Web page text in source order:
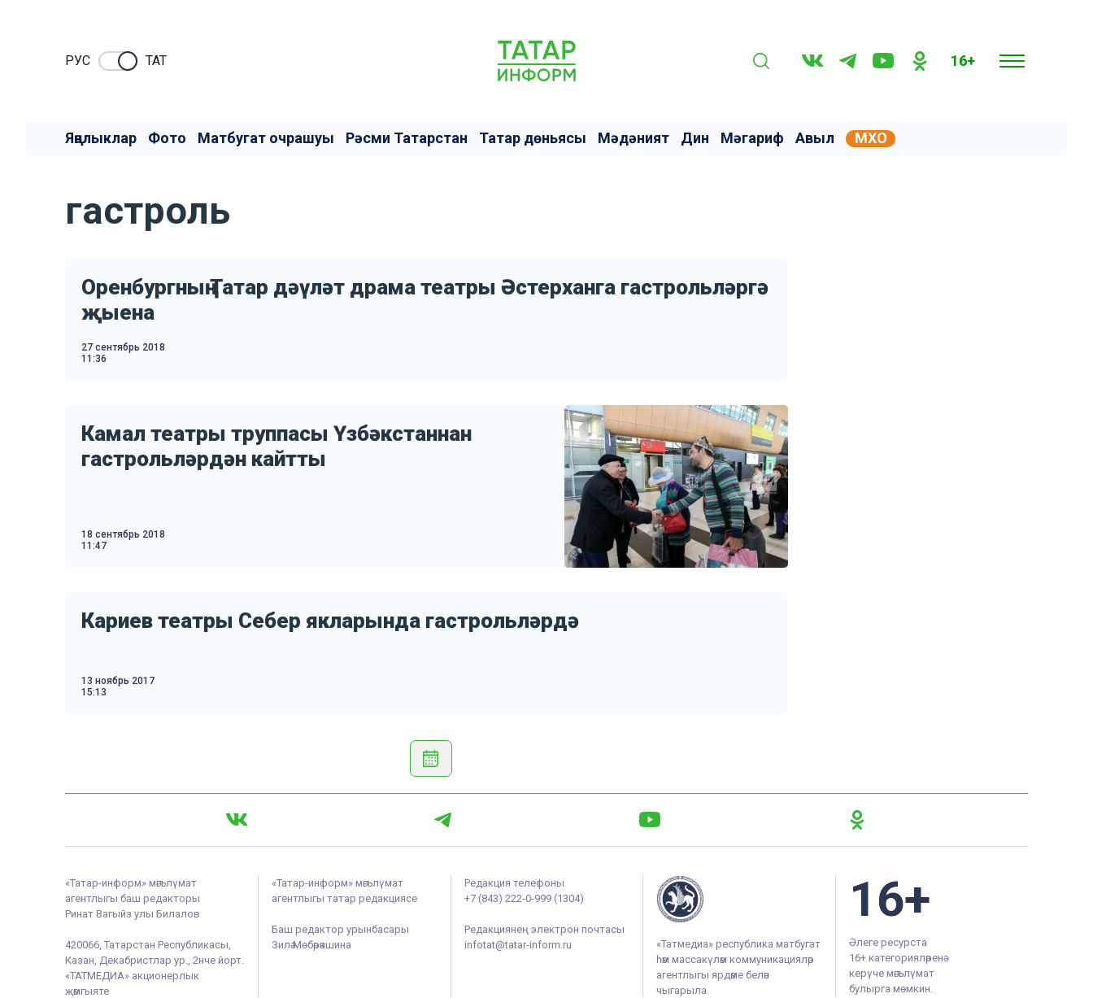
РУC ТАТ 16+
Яңалыклар Фото Матбугат очрашуы Рәсми Татарстан Татар дөньясы Мәдәният Дин Мәгариф Авыл МХО
гастроль
Оренбургның Татар дәүләт драма театры Әстерханга гастрольләргә
җыена
27 сентябрь 2018
11:36
Камал театры труппасы Үзбәкстаннан
гастрольләрдән кайтты
18 сентябрь 2018
11:47
Кариев театры Себер якларында гастрольләрдә
13 ноябрь 2017
15:13
«Татар-информ» мәгълүмат
агентлыгы баш редакторы
Ринат Вагыйз улы Билалов
420066, Татарстан Республикасы,
Казан, Декабристлар ур., 2нче йорт.
«ТАТМЕДИА» акционерлык
җәмгыяте
«Татар-информ» мәгълүмат
агентлыгы татар редакциясе
Баш редактор урынбасары
Зилә Мөбәрәкшина
Редакция телефоны
+7 (843) 222-0-999 (1304)
Редакциянең электрон почтасы
infotat@tatar-inform.ru
«Татмедиа» республика матбугат
һәм массакүләм коммуникацияләр
агентлыгы ярдәме белән
чыгарыла.
16+
Әлеге ресурста
16+ категорияләренә
керүче мәгълүмат
булырга мөмкин.